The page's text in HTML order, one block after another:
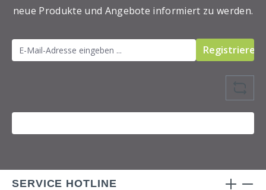
neue Produkte und Angebote informiert zu werden.
Registrieren
SERVICE HOTLINE